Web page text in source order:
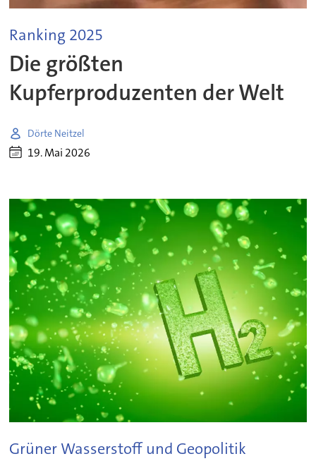
Ranking 2025
Die größten
Kupferproduzenten der Welt
Dörte Neitzel
19. Mai 2026
Grüner Wasserstoff und Geopolitik